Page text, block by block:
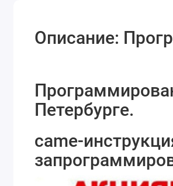
Описание:
Петербурге.
came-